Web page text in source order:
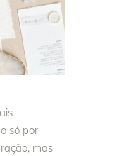
só por
mas